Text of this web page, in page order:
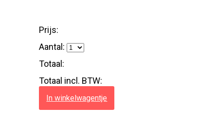
Prijs:
Aantal:
Totaal:
Totaal incl. BTW:
In winkelwagentje